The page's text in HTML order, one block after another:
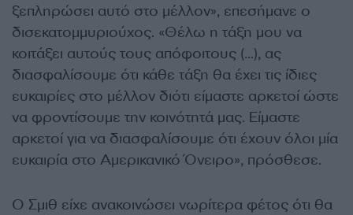
ξεπληρώσει αυτό στο μέλλον», επεσήμανε ο
δισεκατομμυριούχος. «Θέλω η τάξη μου να
κοιτάξει αυτούς τους απόφοιτους (…), ας
διασφαλίσουμε ότι κάθε τάξη θα έχει τις ίδιες
ευκαιρίες στο μέλλον διότι είμαστε αρκετοί ώστε
να φροντίσουμε την κοινότητά μας. Είμαστε
αρκετοί για να διασφαλίσουμε ότι έχουν όλοι μία
ευκαιρία στο Αμερικανικό Όνειρο», πρόσθεσε.
Ο Σμιθ είχε ανακοινώσει νωρίτερα φέτος ότι θα